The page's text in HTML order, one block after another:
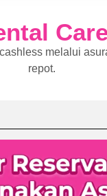
melalui
repot.